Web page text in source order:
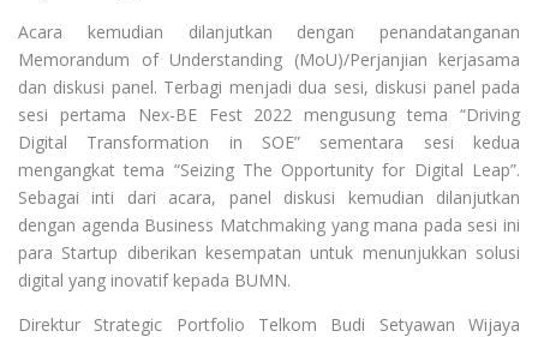
Acara kemudian dilanjutkan dengan penandatanganan
Memorandum of Understanding (MoU)/Perjanjian kerjasama
dan diskusi panel. Terbagi menjadi dua sesi, diskusi panel pada
sesi pertama Nex-BE Fest 2022 mengusung tema “Driving
Digital Transformation in SOE” sementara sesi kedua
mengangkat tema “Seizing The Opportunity for Digital Leap”.
Sebagai inti dari acara, panel diskusi kemudian dilanjutkan
dengan agenda Business Matchmaking yang mana pada sesi ini
para Startup diberikan kesempatan untuk menunjukkan solusi
digital yang inovatif kepada BUMN.
Direktur Strategic Portfolio Telkom Budi Setyawan Wijaya